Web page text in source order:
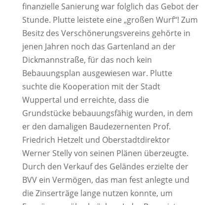
finanzielle Sanierung war folglich das Gebot der
Stunde. Plutte leistete eine „großen Wurf“! Zum
Besitz des Verschönerungsvereins gehörte in
jenen Jahren noch das Gartenland an der
Dickmannstraße, für das noch kein
Bebauungsplan ausgewiesen war. Plutte
suchte die Kooperation mit der Stadt
Wuppertal und erreichte, dass die
Grundstücke bebauungsfähig wurden, in dem
er den damaligen Baudezernenten Prof.
Friedrich Hetzelt und Oberstadtdirektor
Werner Stelly von seinen Plänen überzeugte.
Durch den Verkauf des Geländes erzielte der
BVV ein Vermögen, das man fest anlegte und
die Zinserträge lange nutzen konnte, um